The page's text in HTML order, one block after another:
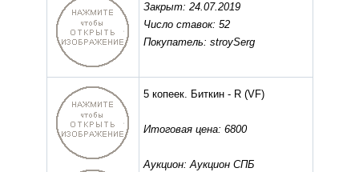
Закрыт: 24.07.2019
Число ставок: 52
Покупатель: stroySerg
5 копеек. Биткин - R(VF)
Итоговая цена: 6800
Аукцион: Аукцион СПБ